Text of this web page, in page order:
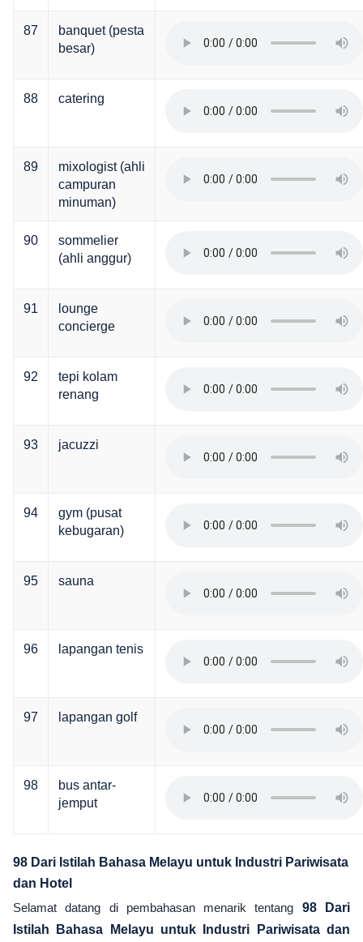
87
banquet (pesta
besar)
88 catering
89
mixologist (ahli
campuran
minuman)
90
sommelier
(ahli anggur)
91
lounge
concierge
92
tepi kolam
renang
93 jacuzzi
94
gym (pusat
kebugaran)
95 sauna
96 lapangan tenis
97 lapangan golf
98
bus antar-
jemput
98 Dari Istilah Bahasa Melayu untuk Industri Pariwisata
dan Hotel
Selamat datang di pembahasan menarik tentang 98 Dari
Istilah Bahasa Melayu untuk Industri Pariwisata dan